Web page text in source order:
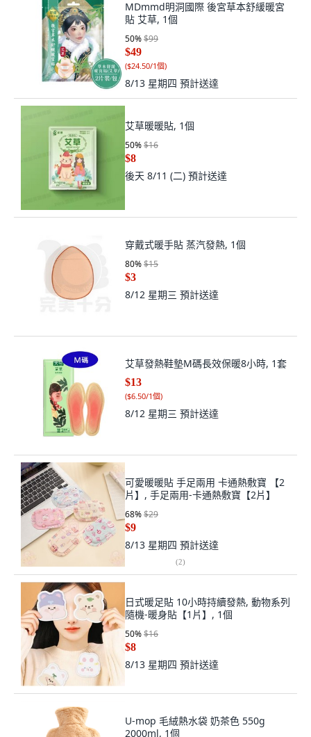
MDmmd明洞國際 後宮草本舒緩暖宮
貼 艾草, 1個
50%$99
$49
($24.50/1個)
8/13 星期四 預計送達
艾草暖暖貼, 1個
50%$16
$8
後天 8/11 (二) 預計送達
穿戴式暖手貼 蒸汽發熱, 1個
80%$15
$3
8/12 星期三 預計送達
艾草發熱鞋墊M碼長效保暖8小時, 1套
$13
($6.50/1個)
8/12 星期三 預計送達
可愛暖暖貼 手足兩用 卡通熱敷寶 【2
片】, 手足兩用-卡通熱敷寶【2片】
68%$29
$9
8/13 星期四 預計送達
(2)
日式暖足貼 10小時持續發熱, 動物系列
隨機-暖身貼【1片】, 1個
50%$16
$8
8/13 星期四 預計送達
U-mop 毛絨熱水袋 奶茶色 550g
2000ml, 1個